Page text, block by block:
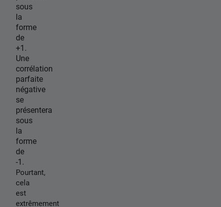
sous
la
forme
de
+1.
Une
corrélation
parfaite
négative
se
présentera
sous
la
forme
de
-1.
Pourtant,
cela
est
extrêmement